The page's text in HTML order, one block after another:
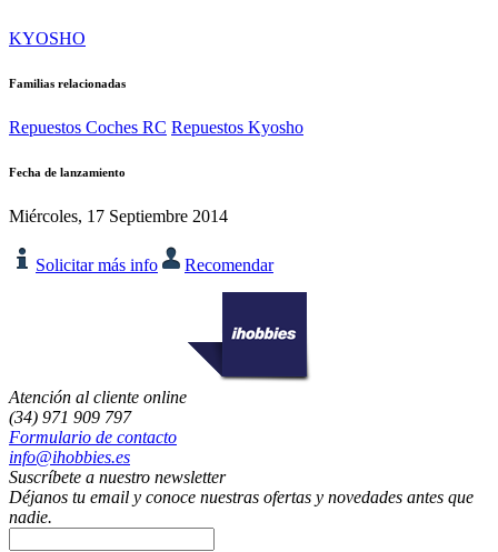
KYOSHO
Familias relacionadas
Repuestos Coches RC Repuestos Kyosho
Fecha de lanzamiento
Miércoles, 17 Septiembre 2014
Solicitar más info Recomendar
Atención al cliente online
(34) 971 909 797
Formulario de contacto
info@ihobbies.es
Suscríbete a nuestro newsletter
Déjanos tu email y conoce nuestras ofertas y novedades antes que
nadie.